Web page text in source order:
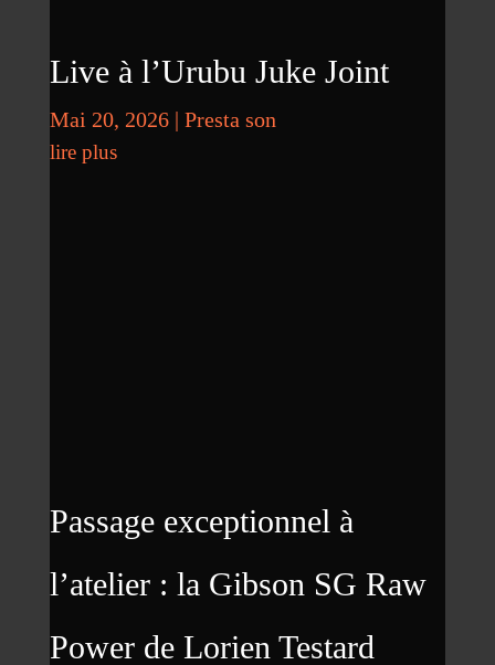
Live à l’Urubu Juke Joint
Mai 20, 2026| Presta son
lire plus
Passage exceptionnel à
l’atelier : la Gibson SG Raw
Power de Lorien Testard